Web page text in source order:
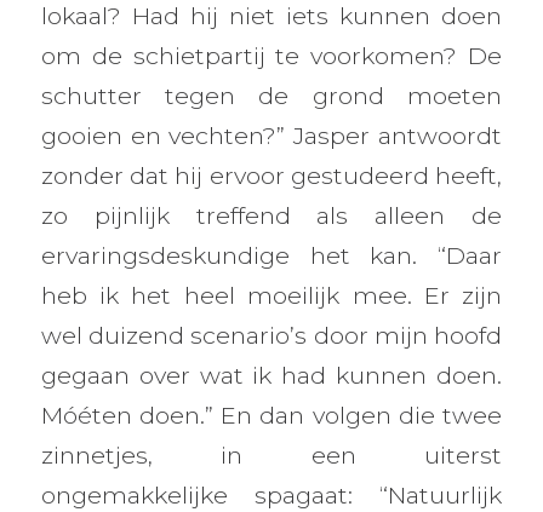
lokaal? Had hij niet iets kunnen doen
om de schietpartij te voorkomen? De
schutter tegen de grond moeten
gooien en vechten?” Jasper antwoordt
zonder dat hij ervoor gestudeerd heeft,
zo pijnlijk treffend als alleen de
ervaringsdeskundige het kan. “Daar
heb ik het heel moeilijk mee. Er zijn
wel duizend scenario’s door mijn hoofd
gegaan over wat ik had kunnen doen.
Móéten doen.” En dan volgen die twee
zinnetjes, in een uiterst
ongemakkelijke spagaat: “Natuurlijk